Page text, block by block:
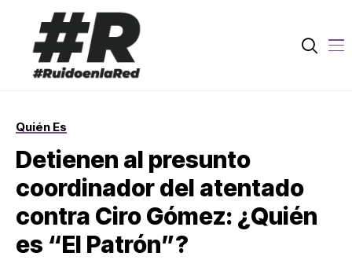
Quién Es
Detienen al presunto
coordinador del atentado
contra Ciro Gómez: ¿Quién
es “El Patrón”?